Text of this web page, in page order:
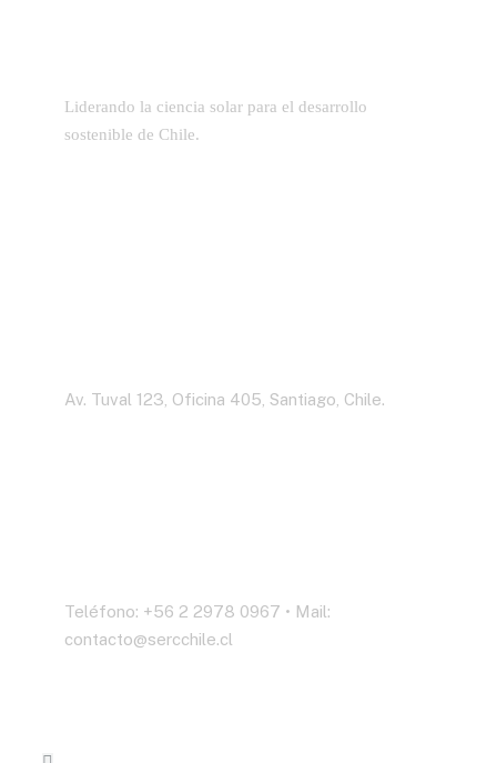
Liderando la ciencia solar para el desarrollo
sostenible de Chile.
Av. Tuval 123, Oficina 405, Santiago, Chile.
Teléfono: +56 2 2978 0967 • Mail:
contacto@sercchile.cl